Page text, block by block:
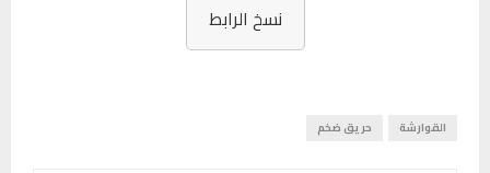
نسخ الرابط
القوارشة حريق ضخم